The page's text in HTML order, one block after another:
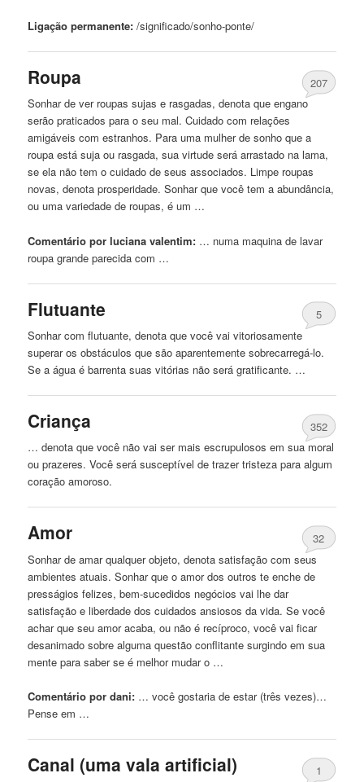
Ligação permanente: /significado/sonho-ponte/
Roupa
207
Sonharde ver roupas sujas e rasgadas, denota que engano
serão praticados para o seu mal. Cuidado com relações
amigáveis ​​com estranhos. Para uma mulherde sonho que a
roupa está suja ou rasgada, sua virtude será arrastado na lama,
se ela não tem o cuidadode seus associados. Limpe roupas
novas, denota prosperidade. Sonhar que você tem a abundância,
ou uma variedadede roupas, é um …
Comentário por luciana valentim: … numa maquinade lavar
roupa grande parecida com …
Flutuante
5
Sonhar com flutuante, denota que você vai vitoriosamente
superar os obstáculos que são aparentemente sobrecarregá-lo.
Se a água é barrenta suas vitórias não será gratificante. …
Criança
352
… denota que você não vai ser mais escrupulosos em sua moral
ou prazeres. Você será susceptívelde trazer tristeza para algum
coração amoroso.
Amor
32
Sonharde amar qualquer objeto, denota satisfação com seus
ambientes atuais. Sonhar que o amor dos outros te enchede
presságios felizes, bem-sucedidos negócios vai lhe dar
satisfação e liberdade dos cuidados ansiosos da vida. Se você
achar que seu amor acaba, ou não é recíproco, você vai ficar
desanimado sobre alguma questão conflitante surgindo em sua
mente para saber se é melhor mudar o …
Comentário por dani: … você gostariade estar (três vezes)…
Pense em …
Canal (uma vala artificial)
1